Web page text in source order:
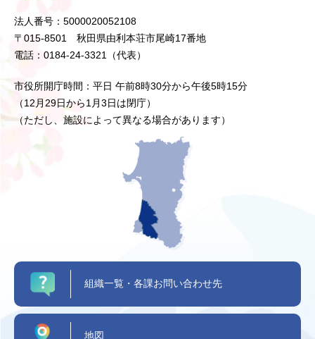
法人番号：5000020052108
〒015-8501 秋田県由利本荘市尾崎17番地
電話：0184-24-3321（代表）
市役所開庁時間：平日 午前8時30分から午後5時15分
（12月29日から1月3日は閉庁）
（ただし、施設によって異なる場合があります）
組織一覧・各課お問い合わせ先
地図